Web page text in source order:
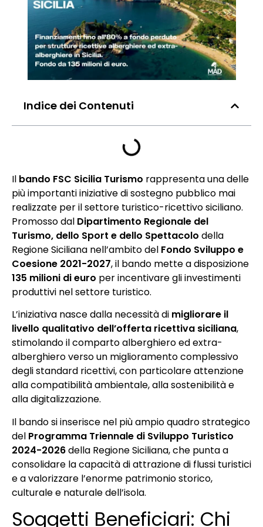
Indice dei Contenuti
Il bando FSC Sicilia Turismo rappresenta una delle
più importanti iniziative di sostegno pubblico mai
realizzate per il settore turistico-ricettivo siciliano.
Promosso dal Dipartimento Regionale del
Turismo, dello Sport e dello Spettacolo della
Regione Siciliana nell’ambito del Fondo Sviluppo e
Coesione 2021-2027, il bando mette a disposizione
135 milioni di euro per incentivare gli investimenti
produttivi nel settore turistico.
L’iniziativa nasce dalla necessità di migliorare il
livello qualitativo dell’offerta ricettiva siciliana,
stimolando il comparto alberghiero ed extra-
alberghiero verso un miglioramento complessivo
degli standard ricettivi, con particolare attenzione
alla compatibilità ambientale, alla sostenibilità e
alla digitalizzazione.
Il bando si inserisce nel più ampio quadro strategico
del Programma Triennale di Sviluppo Turistico
2024-2026della Regione Siciliana, che punta a
consolidare la capacità di attrazione di flussi turistici
e a valorizzare l’enorme patrimonio storico,
culturale e naturale dell’isola.
Soggetti Beneficiari: Chi